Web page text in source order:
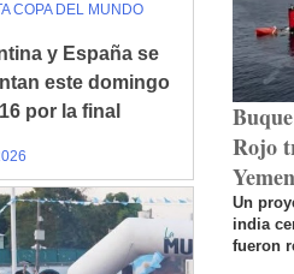
COPA DEL MUNDO
y España se
este domingo
por la final
Rojo
Yemen
Un
india
fueron